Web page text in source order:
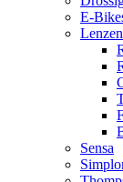
E-
Lenzen
Sensa